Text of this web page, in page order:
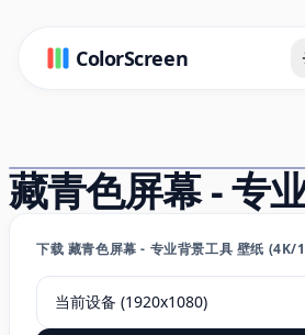
ColorScreen
藏青色屏幕 - 专
下载 藏青色屏幕 - 专业背景工具 壁纸 (4K/